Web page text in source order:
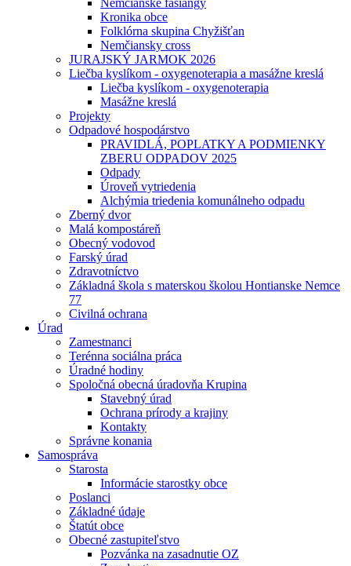
Nemčianske fašiangy
Kronika obce
Folklórna skupina Chyžišťan
Nemčiansky cross
JURAJSKÝ JARMOK 2026
Liečba kyslíkom - oxygenoterapia a masážne kreslá
Liečba kyslíkom - oxygenoterapia
Masážne kreslá
Projekty
Odpadové hospodárstvo
PRAVIDLÁ, POPLATKY A PODMIENKY
ZBERU ODPADOV 2025
Odpady
Úroveň vytriedenia
Alchýmia triedenia komunálneho odpadu
Zberný dvor
Malá kompostáreň
Obecný vodovod
Farský úrad
Zdravotníctvo
Základná škola s materskou školou Hontianske Nemce
77
Civilná ochrana
Úrad
Zamestnanci
Terénna sociálna práca
Úradné hodiny
Spoločná obecná úradovňa Krupina
Stavebný úrad
Ochrana prírody a krajiny
Kontakty
Správne konania
Samospráva
Starosta
Informácie starostky obce
Poslanci
Základné údaje
Štatút obce
Obecné zastupiteľstvo
Pozvánka na zasadnutie OZ